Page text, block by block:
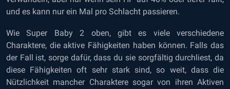
und es kann nur ein Mal pro Schlacht passieren.
Wie Super Baby 2 oben, gibt es viele verschiedene
Charaktere, die aktive Fähigkeiten haben können. Falls das
der Fall ist, sorge dafür, dass du sie sorgfältig durchliest, da
diese Fähigkeiten oft sehr stark sind, so weit, dass die
Nützlichkeit mancher Charaktere sogar von ihren Aktiven